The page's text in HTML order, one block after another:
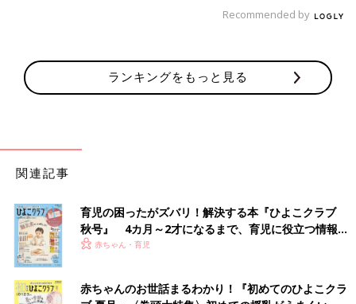
Recommended by
ランキングをもっと見る
関連記事
育児の困ったがズバリ！解決する本『ひよこクラブ
秋号』 4カ月～2才になるまで、育児に役立つ情報が
いっぱい！
赤ちゃん・育児
赤ちゃんのお世話まるわかり！『初めてのひよこクラ